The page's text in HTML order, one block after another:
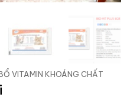
VITAMIN KHOÁNG CHẤT